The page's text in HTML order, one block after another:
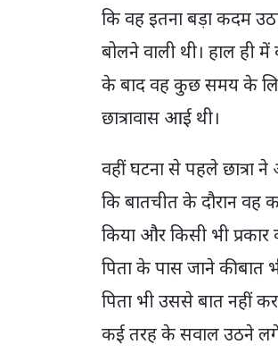
कि वह इतना बड़ा कदम
बोलने वाली थी। हाल ही
के बाद वह कुछ समय के
छात्रावास आई थी।
वहीं घटना से पहले छात्रा
कि बातचीत के दौरान वह
किया और किसी भी
पिता के पास जाने की
पिता भी उससे बात नहीं
कई तरह के सवाल उठने लगे